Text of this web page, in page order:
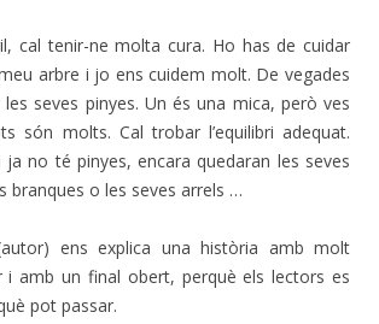
cal tenir-ne molta cura. Ho has de cuidar
arbre i jo ens cuidem molt. De vegades
seves pinyes. Un és una mica, però ves
són molts. Cal trobar l’equilibri adequat.
ja no té pinyes, encara quedaran les seves
branques o les seves arrels …
ens explica una història amb molt
i amb un final obert, perquè els lectors es
pot passar.